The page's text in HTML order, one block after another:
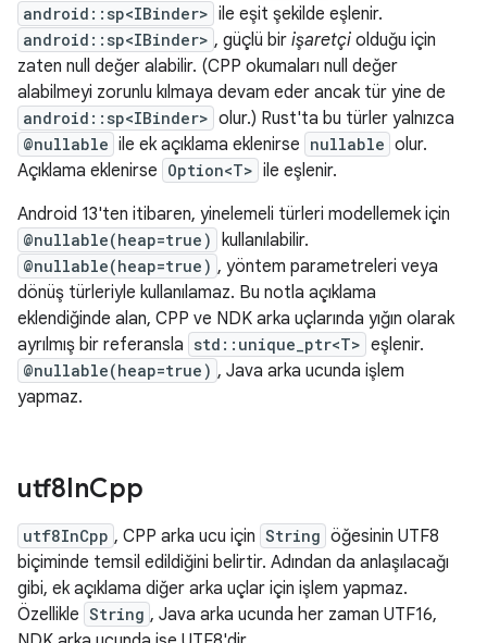
android::sp<IBinder> ile eşit şekilde eşlenir.
android::sp<IBinder> , güçlü bir işaretçi olduğu için
zaten null değer alabilir. (CPP okumaları null değer
alabilmeyi zorunlu kılmaya devam eder ancak tür yine de
android::sp<IBinder> olur.) Rust'ta bu türler yalnızca
@nullable ile ek açıklama eklenirse nullable olur.
Açıklama eklenirse Option<T> ile eşlenir.
Android 13'ten itibaren, yinelemeli türleri modellemek için
@nullable(heap=true) kullanılabilir.
@nullable(heap=true) , yöntem parametreleri veya
dönüş türleriyle kullanılamaz. Bu notla açıklama
eklendiğinde alan, CPP ve NDK arka uçlarında yığın olarak
ayrılmış bir referansla std::unique_ptr<T> eşlenir.
@nullable(heap=true) , Java arka ucunda işlem
yapmaz.
utf8InCpp
utf8InCpp , CPP arka ucu için String öğesinin UTF8
biçiminde temsil edildiğini belirtir. Adından da anlaşılacağı
gibi, ek açıklama diğer arka uçlar için işlem yapmaz.
Özellikle String , Java arka ucunda her zaman UTF16,